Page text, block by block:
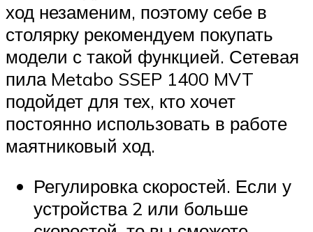
ход незаменим, поэтому себе в
столярку рекомендуем покупать
модели с такой функцией. Сетевая
пила Metabo SSEP 1400 MVT
подойдет для тех, кто хочет
постоянно использовать в работе
маятниковый ход.
Регулировка скоростей. Если у
устройства 2 или больше